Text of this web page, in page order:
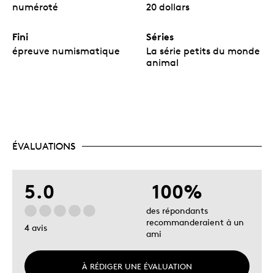
numéroté 20 dollars
Fini
épreuve numismatique
Séries
La série petits du monde
animal
ÉVALUATIONS
5.0
4 avis
À RÉDIGER UNE ÉVALUATION
100%
des répondants
recommanderaient à un
ami